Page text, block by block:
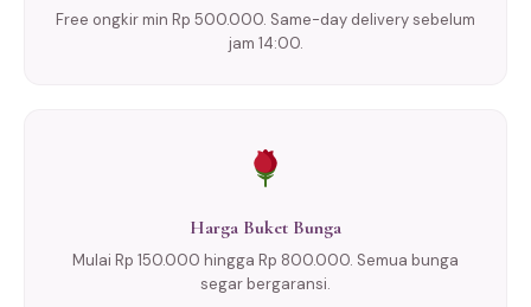
Free ongkir min Rp 500.000. Same-day delivery sebelum
jam 14:00.
Harga Buket Bunga
Mulai Rp 150.000 hingga Rp 800.000. Semua bunga
segar bergaransi.